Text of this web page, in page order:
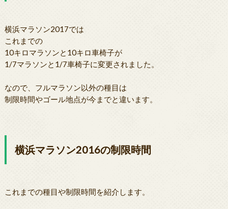
横浜マラソン2017では
これまでの
10キロマラソンと10キロ車椅子が
1/7マラソンと1/7車椅子に変更されました。
なので、フルマラソン以外の種目は
制限時間やゴール地点が今までと違います。
横浜マラソン2016の制限時間
これまでの種目や制限時間を紹介します。